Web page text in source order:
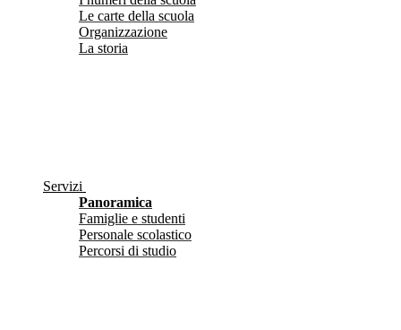
Le carte della scuola
Organizzazione
La storia
Servizi
Panoramica
Famiglie e studenti
Personale scolastico
Percorsi di studio